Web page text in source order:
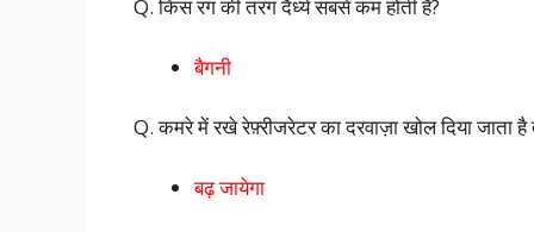
Q. किस रंग की तरंग दैर्ध्य सबसे कम होती है?
बैगनी
Q. कमरे में रखे रेफ़्रीजरेटर का दरवाज़ा खोल दिया जाता
बढ़ जायेगा